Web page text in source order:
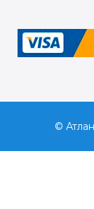
©